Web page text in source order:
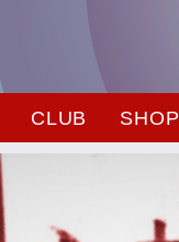
CLUB SHOP